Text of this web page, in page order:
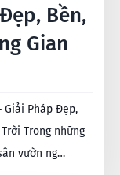
Bền,
Gian
Giải Pháp Đẹp,
Trong những
năm gần đây, nhu cầu thiết kế mái hiên sân vườn ng…